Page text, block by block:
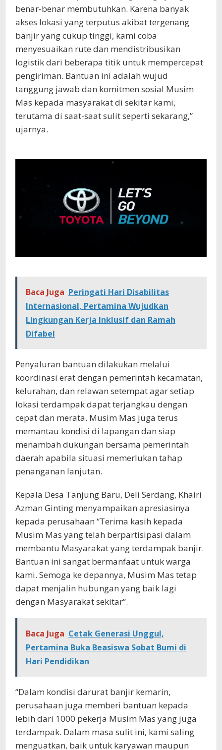
benar-benar membutuhkan. Karena banyak
akses lokasi yang terputus akibat tergenang
banjir yang cukup tinggi, kami coba
menyesuaikan rute dan mendistribusikan
logistik dari beberapa titik untuk mempercepat
pengiriman. Bantuan ini adalah wujud
tanggung jawab dan komitmen sosial Musim
Mas kepada masyarakat di sekitar kami,
terutama di saat-saat sulit seperti sekarang,”
ujarnya.
Baca Juga Peringati Hari Disabilitas
Internasional, Pertamina Wujudkan
Lingkungan Kerja Inklusif dan Ramah
Difabel
Penyaluran bantuan dilakukan melalui
koordinasi erat dengan pemerintah kecamatan,
kelurahan, dan relawan setempat agar setiap
lokasi terdampak dapat terjangkau dengan
cepat dan merata. Musim Mas juga terus
memantau kondisi di lapangan dan siap
menambah dukungan bersama pemerintah
daerah apabila situasi memerlukan tahap
penanganan lanjutan.
Kepala Desa Tanjung Baru, Deli Serdang, Khairi
Azman Ginting menyampaikan apresiasinya
kepada perusahaan “Terima kasih kepada
Musim Mas yang telah berpartisipasi dalam
membantu Masyarakat yang terdampak banjir.
Bantuan ini sangat bermanfaat untuk warga
kami. Semoga ke depannya, Musim Mas tetap
dapat menjalin hubungan yang baik lagi
dengan Masyarakat sekitar”.
Baca Juga Cetak Generasi Unggul,
Pertamina Buka Beasiswa Sobat Bumi di
Hari Pendidikan
“Dalam kondisi darurat banjir kemarin,
perusahaan juga memberi bantuan kepada
lebih dari 1000 pekerja Musim Mas yang juga
terdampak. Dalam masa sulit ini, kami saling
menguatkan, baik untuk karyawan maupun